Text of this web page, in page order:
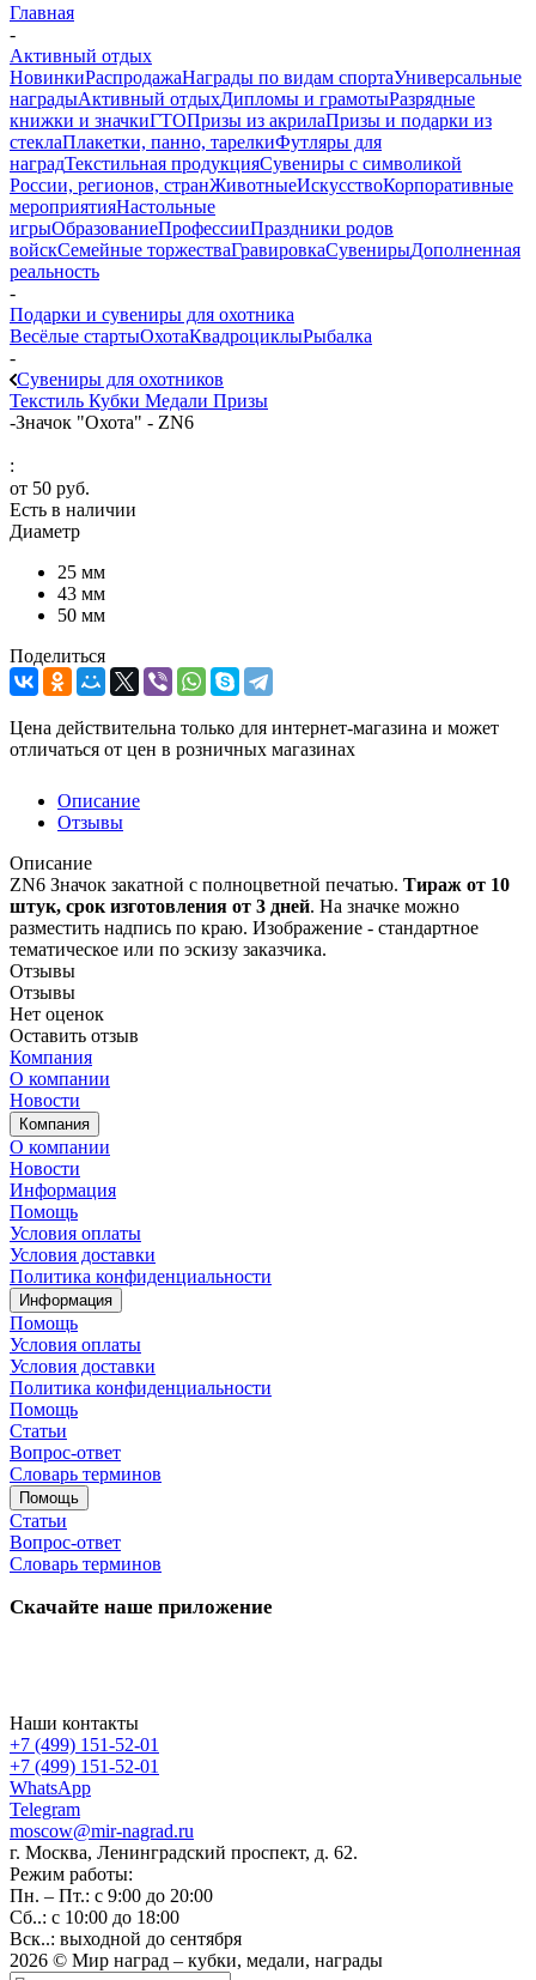
Главная
-
Активный отдых
НовинкиРаспродажаНаграды по видам спортаУниверсальные
наградыАктивный отдыхДипломы и грамотыРазрядные
книжки и значкиГТОПризы из акрилаПризы и подарки из
стеклаПлакетки, панно, тарелкиФутляры для
наградТекстильная продукцияСувениры с символикой
России, регионов, странЖивотныеИскусствоКорпоративные
мероприятияНастольные
игрыОбразованиеПрофессииПраздники родов
войскСемейные торжестваГравировкаСувенирыДополненная
реальность
-
Подарки и сувениры для охотника
Весёлые стартыОхотаКвадроциклыРыбалка
-
Сувениры для охотников
Текстиль Кубки Медали Призы
-Значок "Охота" - ZN6
:
от 50 руб.
Есть в наличии
Диаметр
25 мм
43 мм
50 мм
Поделиться
Цена действительна только для интернет-магазина и может
отличаться от цен в розничных магазинах
Описание
Отзывы
Описание
ZN6 Значок закатной с полноцветной печатью. Тираж от 10
штук, срок изготовления от 3 дней. На значке можно
разместить надпись по краю. Изображение - стандартное
тематическое или по эскизу заказчика.
Отзывы
Отзывы
Нет оценок
Оставить отзыв
Компания
О компании
Новости
Компания
О компании
Новости
Информация
Помощь
Условия оплаты
Условия доставки
Политика конфиденциальности
Информация
Помощь
Условия оплаты
Условия доставки
Политика конфиденциальности
Помощь
Статьи
Вопрос-ответ
Словарь терминов
Помощь
Статьи
Вопрос-ответ
Словарь терминов
Скачайте наше приложение
Наши контакты
+7 (499) 151-52-01
+7 (499) 151-52-01
WhatsApp
Telegram
moscow@mir-nagrad.ru
г. Москва, Ленинградский проспект, д. 62.
Режим работы:
Пн. – Пт.: с 9:00 до 20:00
Сб..: с 10:00 до 18:00
Вск..: выходной до сентября
2026 © Мир наград – кубки, медали, награды